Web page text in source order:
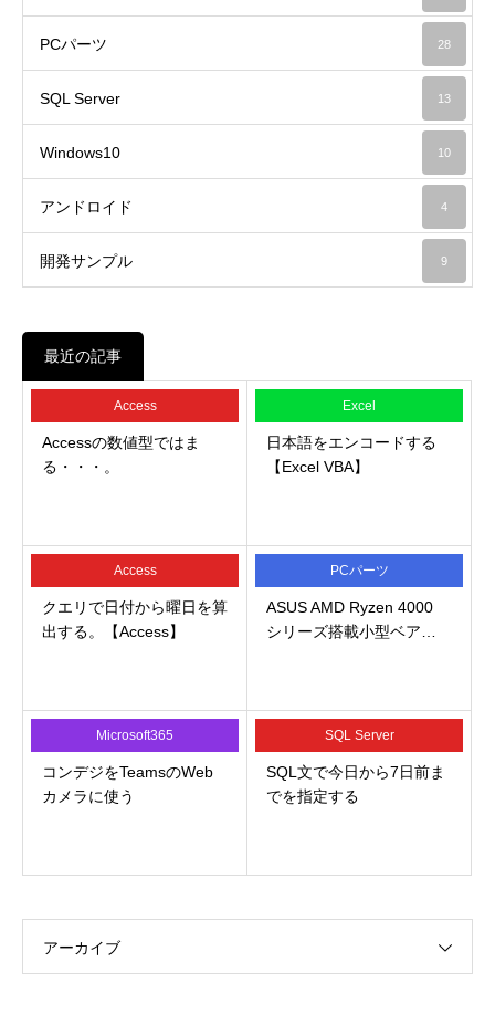
PCパーツ 28
SQL Server 13
Windows10 10
アンドロイド 4
開発サンプル 9
最近の記事
Access
Accessの数値型ではま
る・・・。
Excel
日本語をエンコードする
【Excel VBA】
Access
クエリで日付から曜日を算
出する。【Access】
PCパーツ
ASUS AMD Ryzen 4000
シリーズ搭載小型ベア…
Microsoft365
コンデジをTeamsのWeb
カメラに使う
SQL Server
SQL文で今日から7日前ま
でを指定する
アーカイブ